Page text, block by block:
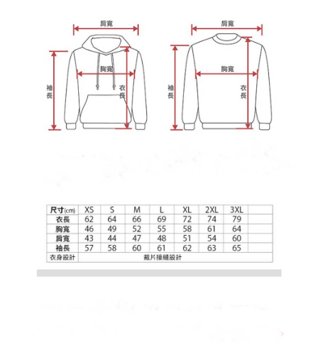
認、照合および修正を行います。
3. 完全なユーザーサービス規約については、以下のリンクを参照してくだ
https://oppay.tw/userRule
3.現在、台湾の会員のみご利用いただけます。
三、利用規約「AFTEE代金後払い」（以下当サービスという）はネットプ
ロテクションズ（以下 AFTEE という）が提供し、AFTEEが代金を徴収し
ます。当サービスご利用の際に提供しなければならない個人情報（注文者
の氏名、電話番号、受取人の氏名、電話番号、受取人住所を含むがこれに
限らない）は、AFTEEに渡され当サービスで必要な範囲内で利用されま
す。AFTEEの個人情報の収集、処理、利用について、詳細はAFTEE公式ホ
ームページの『個人情報の収集、処理及び利用に関する声明』をご参照く
の同意を得ればAFTEEをご利用いただけます。
個人情報の処理、利用について疑問がある、または関連する法律の権利を
行使したい場合は、ネットプロテクションズcs_tw@netprotections.co.jp
にご連絡ください。上記に示した個人情報を、必要な購入注文書とあわせ
てAFTEEにご提供いただく、またはAFTEEにあなたの個人情報の収集、処